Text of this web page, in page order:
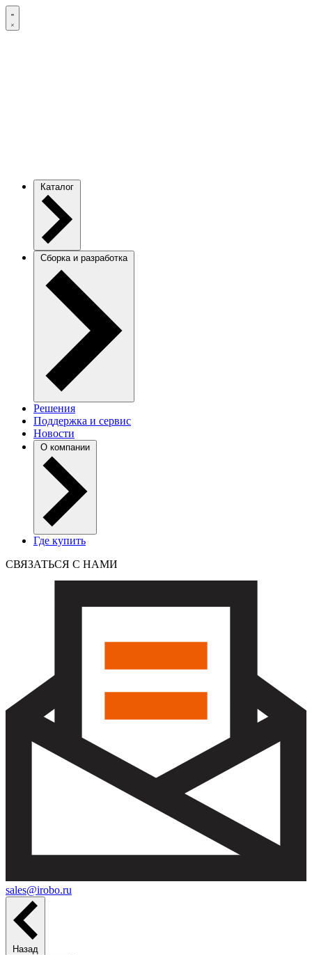
Каталог
Сборка и разработка
Решения
Поддержка и сервис
Новости
О компании
Где купить
СВЯЗАТЬСЯ С НАМИ
sales@irobo.ru
Назад